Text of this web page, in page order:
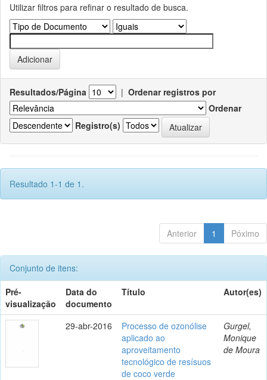
Utilizar filtros para refinar o resultado de busca.
Resultados/Página | Ordenar registros por
Ordenar
Registro(s)
Resultado 1-1 de 1.
Anterior 1 Póximo
Conjunto de itens:
Pré-
visualização
Data do
documento
Título Autor(es)
29-abr-2016
Processo de ozonólise
aplicado ao
aproveitamento
tecnológico de resísuos
de coco verde
Gurgel,
Monique
de Moura